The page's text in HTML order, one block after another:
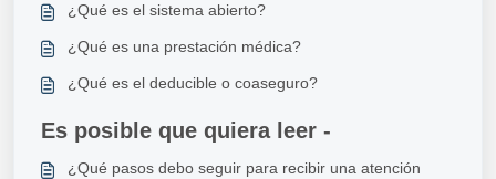
¿Qué es el sistema abierto?
¿Qué es una prestación médica?
¿Qué es el deducible o coaseguro?
Es posible que quiera leer -
¿Qué pasos debo seguir para recibir una atención